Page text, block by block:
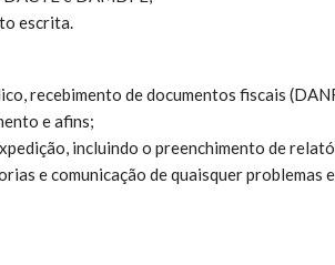
escrita.
recebimento de documentos fiscais
e afins;
incluindo o preenchimento de
e comunicação de quaisquer problemas